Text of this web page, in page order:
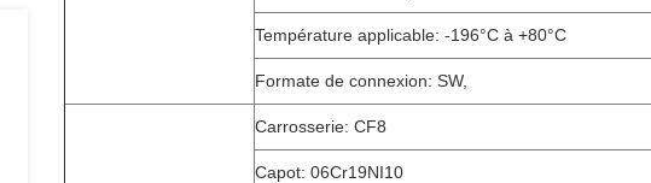
Température applicable: -196°C à +80°C
Formate de connexion: SW,
Carrosserie: CF8
Capot: 06Cr19NI10